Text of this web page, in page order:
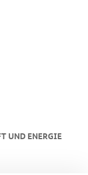
UND ENERGIE